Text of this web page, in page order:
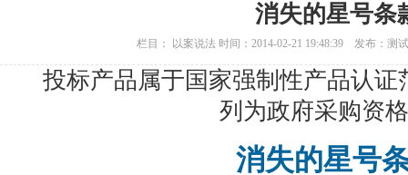
消失的星号条
栏目： 以案说法 时间：2014-02-21 19:48:39 发布：测
投标产品属于国家强制性产品认
列为政府采购资
消失的星号